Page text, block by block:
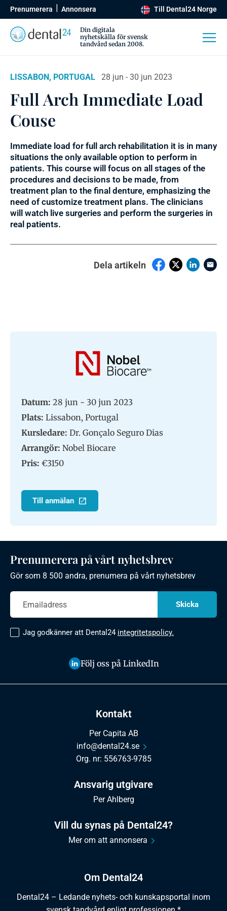
Prenumerera Annonsera Till Dental24 Norge
Din digitala
nyhetskälla för svensk
tandvård sedan 2008.
LISSABON, PORTUGAL 28 jun - 30 jun 2023
Full Arch Immediate Load
Couse
Immediate load for full arch rehabilitation it is in many
situations the only available option to perform in
patients. This course will focus on all stages of the
procedures and decisions to be made, from
treatment plan to the final denture, emphasizing the
need of customize treatment plans. The clinicians
will watch live surgeries and perform the surgeries in
real patients.
Dela artikeln
Datum: 28 jun - 30 jun 2023
Plats: Lissabon, Portugal
Kursledare: Dr. Gonçalo Seguro Dias
Arrangör: Nobel Biocare
Pris: €3150
Till anmälan
Om Dental24
Dental24 – Ledande nyhets- och kunskapsportal inom
Kontakt
Per Capita AB
info@dental24.se
Org. nr: 556763-9785
Ansvarig utgivare
Per Ahlberg
Vill du synas på Dental24?
Mer om att annonsera
Prenumerera på vårt nyhetsbrev
Gör som 8 500 andra, prenumera på vårt nyhetsbrev
Jag godkänner att Dental24 integritetspolicy.
Följ oss på LinkedIn